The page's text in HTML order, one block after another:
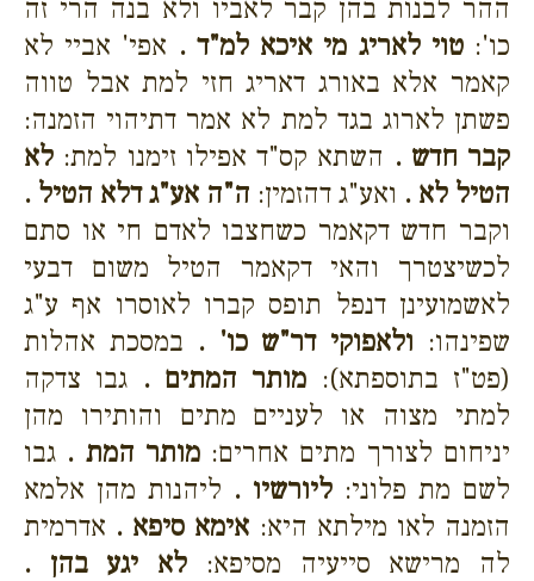
ההר לבנות בהן קבר לאביו ולא בנה הרי זה
כו':טוי לאריג מי איכא למ"ד . אפי' אביי לא
קאמר אלא באורג דאריג חזי למת אבל טווה
פשתן לארוג בגד למת לא אמר דתיהוי הזמנה:
קבר חדש . השתא קס"ד אפילו זימנו למת: לא
הטיל לא . ואע"ג דהזמין: ה"ה אע"ג דלא הטיל .
וקבר חדש דקאמר כשחצבו לאדם חי או סתם
לכשיצטרך והאי דקאמר הטיל משום דבעי
לאשמועינן דנפל תופס קברו לאוסרו אף ע"ג
שפינהו: ולאפוקי דר"ש כו' . במסכת אהלות
(פט"ז בתוספתא): מותר המתים . גבו צדקה
למתי מצוה או לעניים מתים והותירו מהן
יניחום לצורך מתים אחרים:מותר המת . גבו
לשם מת פלוני: ליורשיו . ליהנות מהן אלמא
הזמנה לאו מילתא היא: אימא סיפא . אדרמית
לה מרישא סייעיה מסיפא: לא יגע בהן .